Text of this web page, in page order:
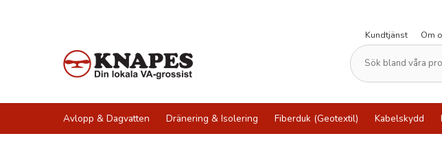
Kundtjänst
Om
Avlopp & Dagvatten Dränering & Isolering Fiberduk (Geotextil) Kabelskydd